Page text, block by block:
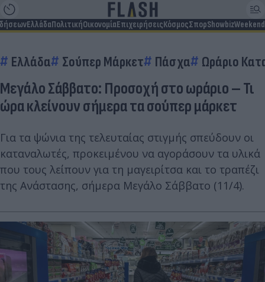
ΕλλάδαΠολιτικήΟικονομίαΕπιχειρήσειςΚόσμοςΣπορShowbizWeekend
Ελλάδα Σούπερ Μάρκετ Πάσχα Ωράριο
Μεγάλο Σάββατο: Προσοχή στο ωράριο – Τι
ώρα κλείνουν σήμερα τα σούπερ μάρκετ
Για τα ψώνια της τελευταίας στιγμής σπεύδουν οι
καταναλωτές, προκειμένου να αγοράσουν τα υλικά
που τους λείπουν για τη μαγειρίτσα και το τραπέζι
της Ανάστασης, σήμερα Μεγάλο Σάββατο (11/4).